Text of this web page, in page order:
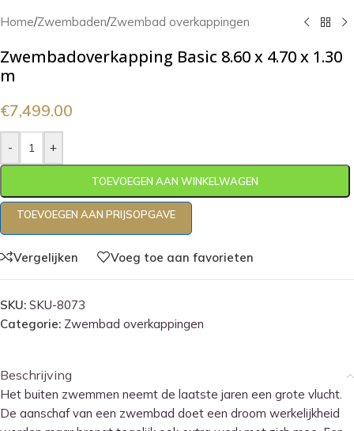
Home/Zwembaden/Zwembad overkappingen
Zwembadoverkapping Basic 8.60 x 4.70 x 1.30
m
€7,499.00
- +
TOEVOEGEN AAN WINKELWAGEN
TOEVOEGEN AAN PRIJSOPGAVE
Vergelijken Voeg toe aan favorieten
SKU: SKU-8073
Categorie: Zwembad overkappingen
Beschrijving
Het buiten zwemmen neemt de laatste jaren een grote vlucht.
De aanschaf van een zwembad doet een droom werkelijkheid